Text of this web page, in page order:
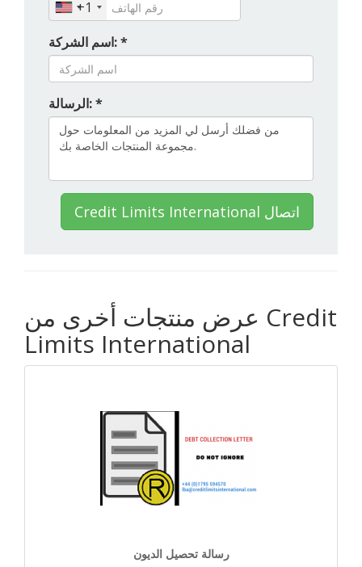
+1
اسم الشركة: *
الرسالة: *
Credit Limits International اتصال
عرض منتجات أخرى من Credit
Limits International
رسالة تحصيل الديون